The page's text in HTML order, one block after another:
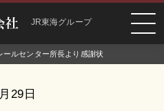
JR東海グループ
ールセンター所長より感謝状
29日